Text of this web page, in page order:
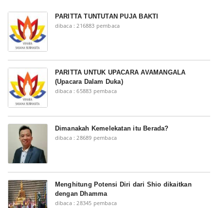
PARITTA TUNTUTAN PUJA BAKTI
dibaca : 216883 pembaca
PARITTA UNTUK UPACARA AVAMANGALA
(Upacara Dalam Duka)
dibaca : 65883 pembaca
Dimanakah Kemelekatan itu Berada?
dibaca : 28689 pembaca
Menghitung Potensi Diri dari Shio dikaitkan
dengan Dhamma
dibaca : 28345 pembaca